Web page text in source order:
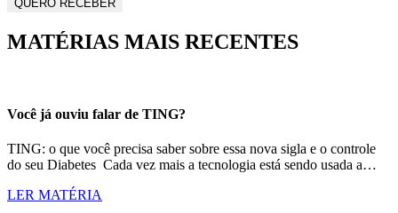
MATÉRIAS MAIS RECENTES
Você já ouviu falar de TING?
TING: o que você precisa saber sobre essa nova sigla e o controle
do seu Diabetes Cada vez mais a tecnologia está sendo usada a…
LER MATÉRIA